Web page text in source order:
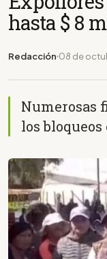
hasta $ 8
Redacción 08 de
Numerosas
los